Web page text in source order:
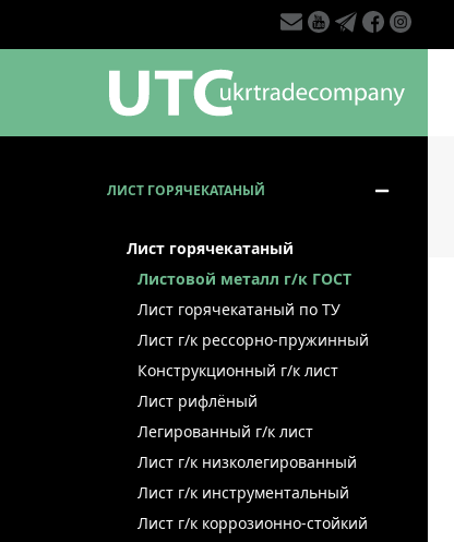
ЛИСТ ГОРЯЧЕКАТАНЫЙ
Лист горячекатаный
Листовой металл г/к ГОСТ
Лист горячекатаный по ТУ
Лист г/к рессорно-пружинный
Конструкционный г/к лист
Лист рифлёный
Легированный г/к лист
Лист г/к низколегированный
Лист г/к инструментальный
Лист г/к коррозионно-стойкий